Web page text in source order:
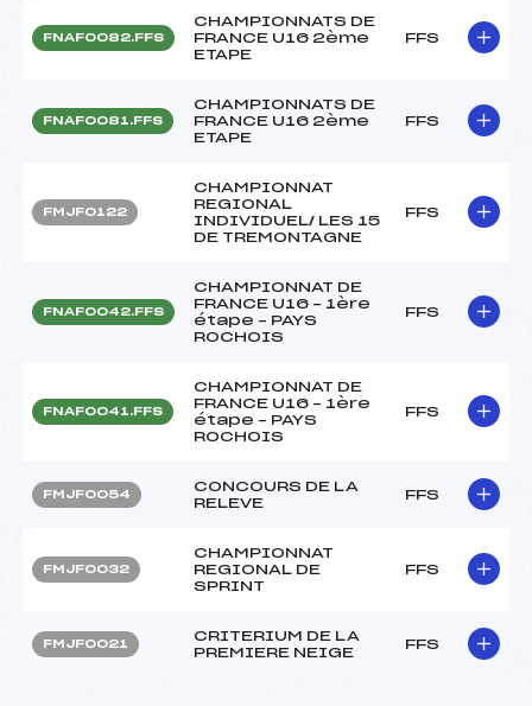
FNAF0082.FFS
CHAMPIONNATS DE
FRANCE U16 2ème
ETAPE
FFS
FNAF0081.FFS
CHAMPIONNATS DE
FRANCE U16 2ème
ETAPE
FFS
FMJF0122
CHAMPIONNAT
REGIONAL
INDIVIDUEL/ LES 15
DE TREMONTAGNE
FFS
FNAF0042.FFS
CHAMPIONNAT DE
FRANCE U16 – 1ère
étape – PAYS
ROCHOIS
FFS
FNAF0041.FFS
CHAMPIONNAT DE
FRANCE U16 – 1ère
étape – PAYS
ROCHOIS
FFS
FMJF0054
CONCOURS DE LA
RELEVE
FFS
FMJF0032
CHAMPIONNAT
REGIONAL DE
SPRINT
FFS
FMJF0021
CRITERIUM DE LA
PREMIERE NEIGE
FFS